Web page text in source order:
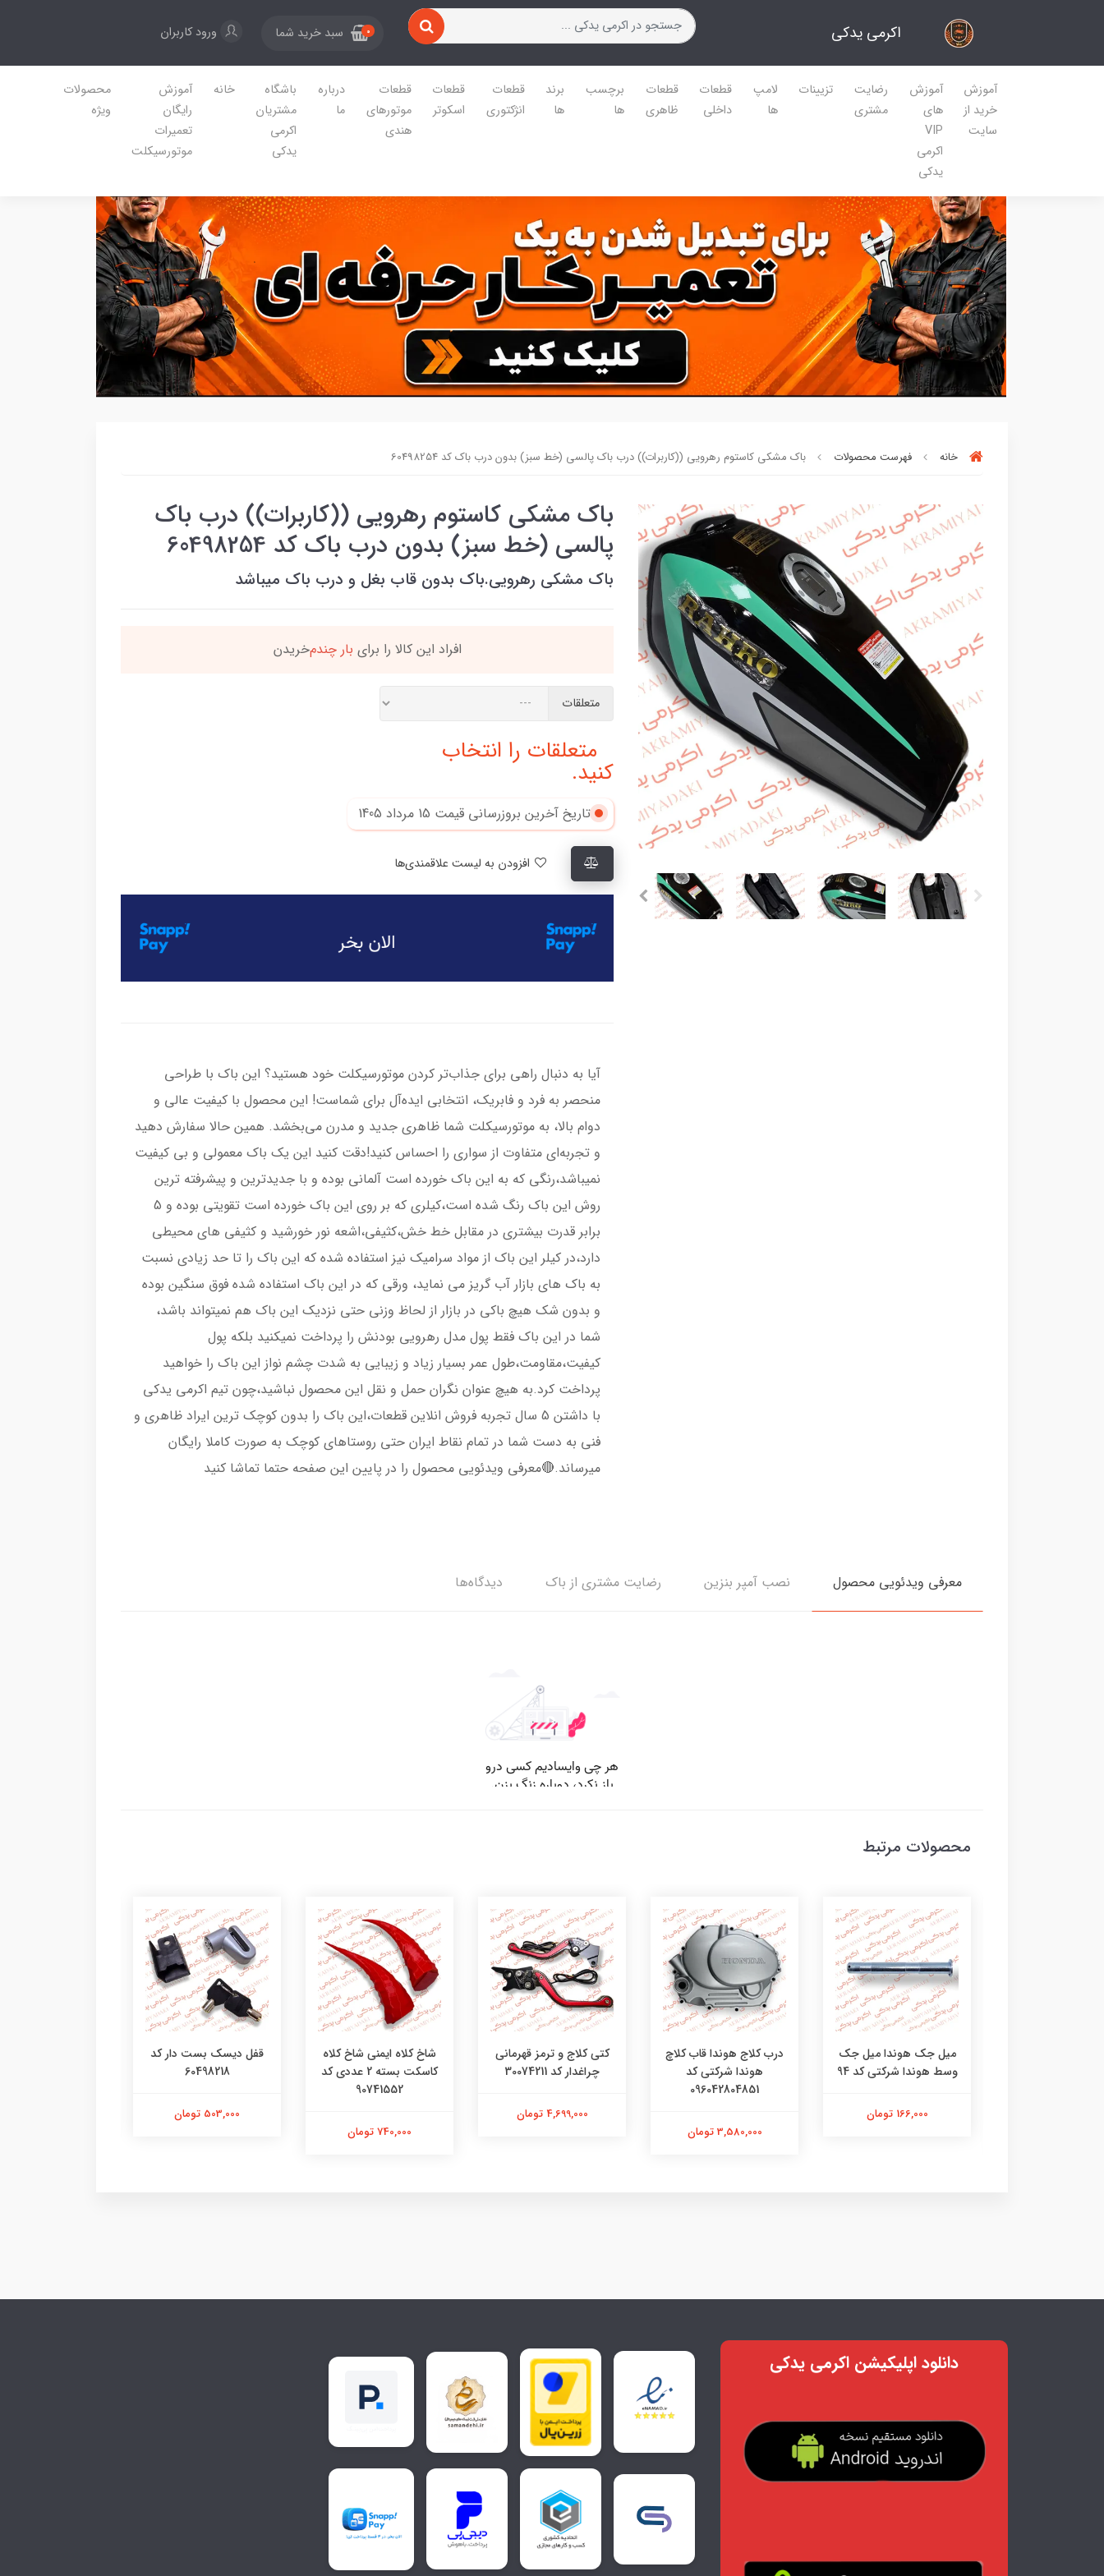
اکرمی یدکی 0 سبد خرید شما ورود کاربران
آموزش
خرید از
سایت
آموزش
های
VIP
اکرمی
یدکی
رضایت
مشتری
تزیینات
لامپ
ها
قطعات
داخلی
قطعات
ظاهری
برچسب
ها
برند
ها
قطعات
انژکتوری
قطعات
اسکوتر
قطعات
موتورهای
هندی
درباره
ما
باشگاه
مشتریان
اکرمی
یدکی
خانه
آموزش
رایگان
تعمیرات
موتورسیکلت
محصولات
ویژه
خانه فهرست محصولات باک مشکی کاستوم رهرویی ((کاربرات)) درب باک پالسی (خط سبز) بدون درب باک کد 60498254
باک مشکی کاستوم رهرویی ((کاربرات)) درب باک
پالسی (خط سبز) بدون درب باک کد 60498254
باک مشکی رهرویی.باک بدون قاب بغل و درب باک میباشد
افراد‌ این کالا را برایبار چندم‌ خریدن 90٪ خریداران ،از این محصول راضی بودن
متعلقات
متعلقات را انتخاب
کنید.
تاریخ آخرین بروزرسانی قیمت 15 مرداد 1405
آیا به دنبال راهی برای جذاب‌تر کردن موتورسیکلت خود هستید؟ این باک با طراحی
منحصر به فرد و فابریک، انتخابی ایده‌آل برای شماست! این محصول با کیفیت عالی و
دوام بالا، به موتورسیکلت شما ظاهری جدید و مدرن می‌بخشد. همین حالا سفارش دهید
و تجربه‌ای متفاوت از سواری را احساس کنید!دقت کنید این یک باک معمولی و بی کیفیت
نمیباشد،رنگی که به این باک خورده است آلمانی بوده و با جدیدترین و پیشرفته ترین
روش این باک رنگ شده است،کیلری که بر روی این باک خورده است تقویتی بوده و 5
برابر قدرت بیشتری در مقابل خط خش،کثیفی،اشعه نور خورشید و کثیفی های محیطی
دارد،در کیلر این باک از مواد سرامیک نیز استفاده شده که این باک را تا حد زیادی نسبت
به باک های بازار آب گریز می نماید، ورقی که در این باک استفاده شده فوق سنگین بوده
و بدون شک هیچ باکی در بازار از لحاظ وزنی حتی نزدیک این باک هم نمیتواند باشد،
شما در این باک فقط پول مدل رهرویی بودنش را پرداخت نمیکنید بلکه پول
کیفیت،مقاومت،طول عمر بسیار زیاد و زیبایی به شدت چشم نواز این باک را خواهید
پرداخت کرد.به هیچ عنوان نگران حمل و نقل این محصول نباشید،چون تیم اکرمی یدکی
با داشتن 5 سال تجربه فروش انلاین قطعات،این باک را بدون کوچک ترین ایراد ظاهری و
فنی به دست شما در تمام نقاط ایران حتی روستاهای کوچک به صورت کاملا رایگان
میرساند.🔴معرفی ویدئویی محصول را در پایین این صفحه حتما تماشا کنید
معرفی ویدئویی محصول نصب آمپر بنزین رضایت مشتری از باک دیدگاه‌ها
محصولات مرتبط
میل جک هوندا میل جک
وسط هوندا شرکتی کد 94
166,000 تومان
درب کلاج هوندا قاب کلاچ
هوندا شرکتی کد
096042804851
3,580,000 تومان
کتی کلاج و ترمز قهرمانی
چراغدار کد 30074211
4,699,000 تومان
شاخ کلاه ایمنی شاخ کلاه
کاسکت بسته 2 عددی کد
90741552
740,000 تومان
قفل دیسک بست دار کد
60498218
503,000 تومان
دانلود اپلیکیشن اکرمی یدکی